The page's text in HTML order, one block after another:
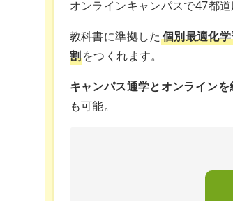
オンラインキャンパスで47都
教科書に準拠した 個別最適化
割をつくれます。
キャンパス通学とオンライン
も可能。